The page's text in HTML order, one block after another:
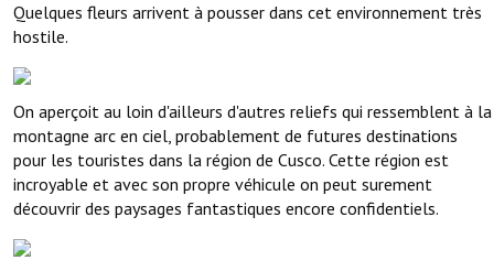
Quelques fleurs arrivent à pousser dans cet environnement très
hostile.
On aperçoit au loin d'ailleurs d'autres reliefs qui ressemblent à la
montagne arc en ciel, probablement de futures destinations
pour les touristes dans la région de Cusco. Cette région est
incroyable et avec son propre véhicule on peut surement
découvrir des paysages fantastiques encore confidentiels.